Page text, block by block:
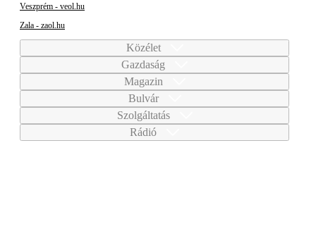
Veszprém - veol.hu
Zala - zaol.hu
Közélet
Gazdaság
Magazin
Bulvár
Szolgáltatás
Rádió